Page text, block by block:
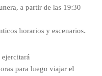
a partir de las 19:30
horarios y escenarios.
para luego viajar el